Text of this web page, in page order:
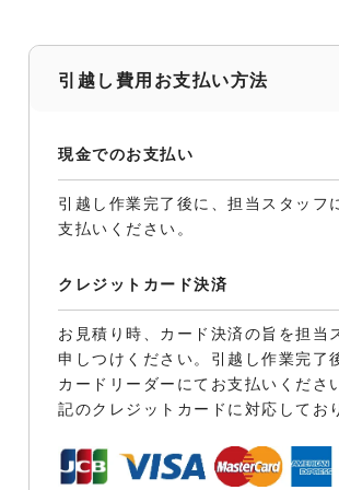
引越し費用お支払い方法
現金でのお支払い
引越し作業完了後に、担当スタッフ
支払いください。
クレジットカード決済
お見積り時、カード決済の旨を担当
申しつけください。引越し作業完了
カードリーダーにてお支払いくださ
記のクレジットカードに対応してお